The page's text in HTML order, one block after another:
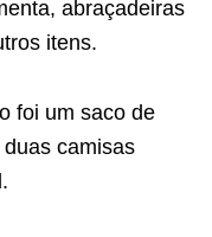
abraçadeiras
itens.
foi um saco de
camisas